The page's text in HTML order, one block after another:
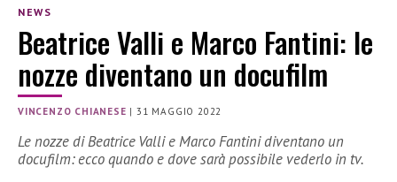
NEWS
Beatrice Valli e Marco Fantini: le
nozze diventano un docufilm
VINCENZO CHIANESE |31 MAGGIO 2022
Le nozze di Beatrice Valli e Marco Fantini diventano un
docufilm: ecco quando e dove sarà possibile vederlo in tv.